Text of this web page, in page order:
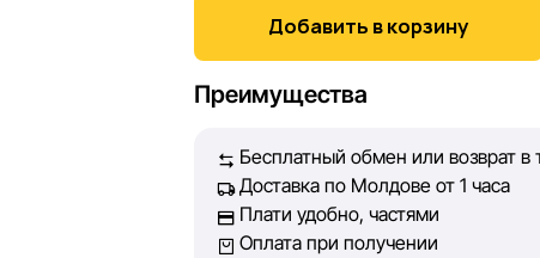
Каждый день мы работаем над тем,
представленная на сайте, была
принять лучшее решение о покупке.
Однако, несмотря на постоянный
абсолютную точность всех данных,
технических ошибок или сбоев. Мы
актуальность информации на
Добавить в корзину
Преимущества
Бесплатный обмен или возврат в
Доставка по Молдове от 1 часа
Плати удобно, частями
Оплата при получении